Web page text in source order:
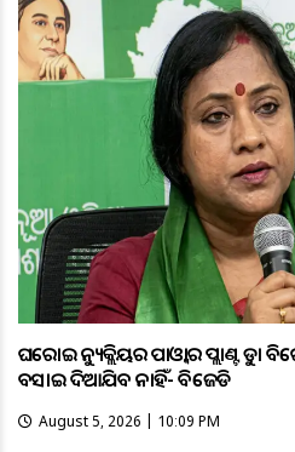
ଘରୋଇ ନ୍ୟୁକ୍ଲିୟର ପାଓ୍ବାର ପ୍ଲାଣ୍ଟକୁ କଡ଼ା
ବସାଇ ଦିଆଯିବ ନାହିଁ- ବିଜେଡି
August 5, 2026 | 10:09 PM